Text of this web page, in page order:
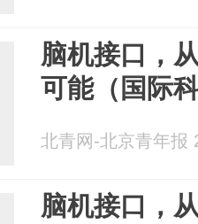
脑机接口，
可能（国际
北青网-北京青年报
脑机接口，